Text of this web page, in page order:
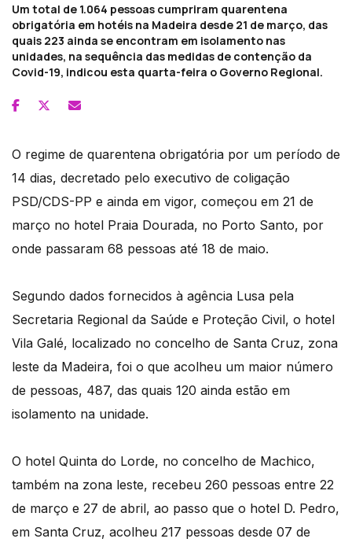
Um total de 1.064 pessoas cumpriram quarentena
obrigatória em hotéis na Madeira desde 21 de março, das
quais 223 ainda se encontram em isolamento nas
unidades, na sequência das medidas de contenção da
Covid-19, indicou esta quarta-feira o Governo Regional.
O regime de quarentena obrigatória por um período de
14 dias, decretado pelo executivo de coligação
PSD/CDS-PP e ainda em vigor, começou em 21 de
março no hotel Praia Dourada, no Porto Santo, por
onde passaram 68 pessoas até 18 de maio.
Segundo dados fornecidos à agência Lusa pela
Secretaria Regional da Saúde e Proteção Civil, o hotel
Vila Galé, localizado no concelho de Santa Cruz, zona
leste da Madeira, foi o que acolheu um maior número
de pessoas, 487, das quais 120 ainda estão em
isolamento na unidade.
O hotel Quinta do Lorde, no concelho de Machico,
também na zona leste, recebeu 260 pessoas entre 22
de março e 27 de abril, ao passo que o hotel D. Pedro,
em Santa Cruz, acolheu 217 pessoas desde 07 de